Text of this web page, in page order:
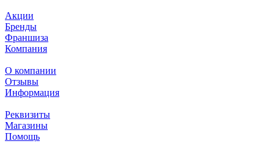
Акции
Бренды
Франшиза
Компания
О компании
Отзывы
Информация
Реквизиты
Магазины
Помощь